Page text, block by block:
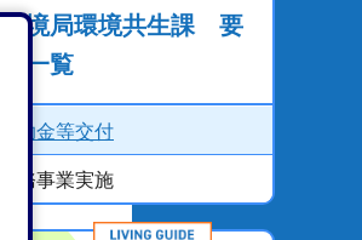
環境局環境共生課 要
綱一覧
補助金等交付
事務事業実施